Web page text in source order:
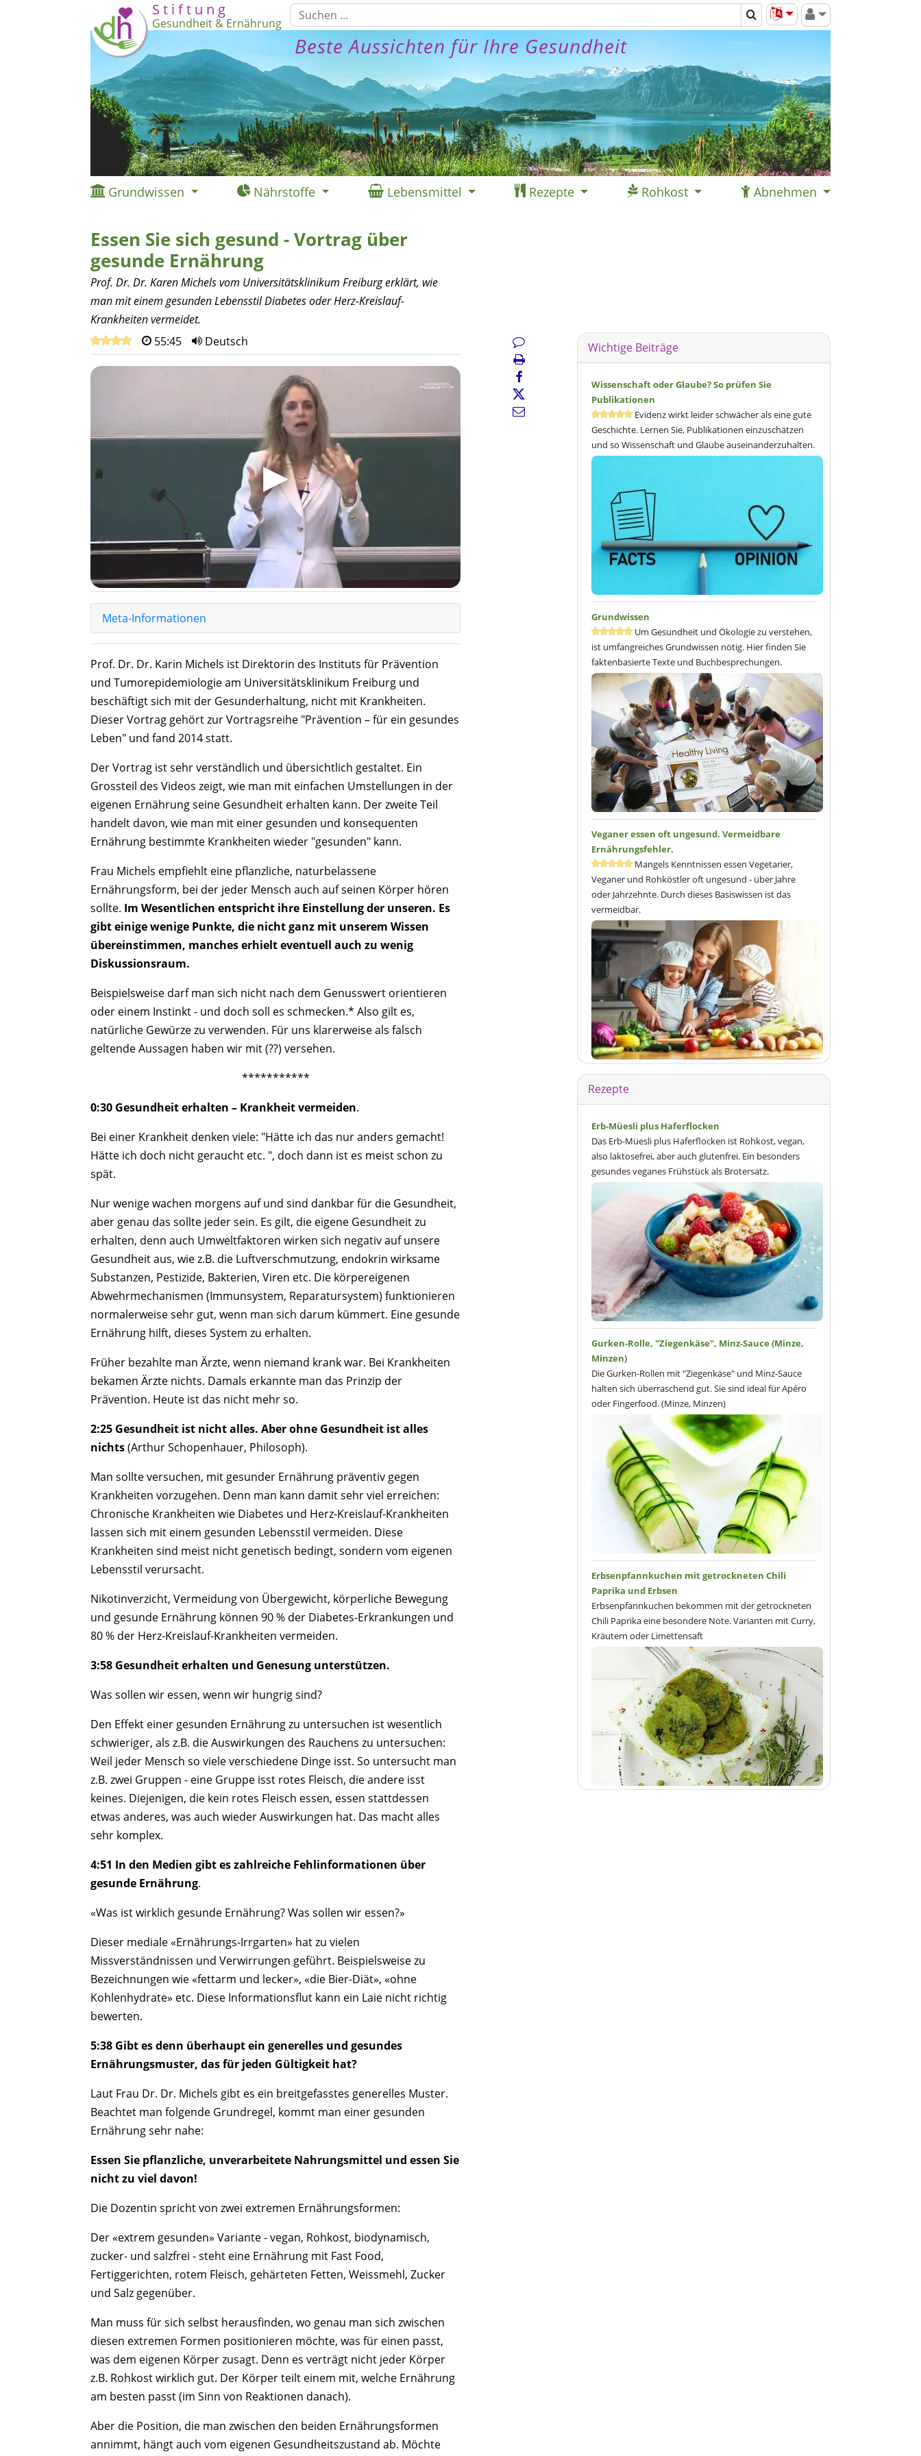
S t i f t u n g
Gesundheit & Ernährung
Beste Aussichten für Ihre Gesundheit
Grundwissen Nährstoffe Lebensmittel Rezepte Rohkost Abnehmen
Essen Sie sich gesund - Vortrag über
gesunde Ernährung
Prof. Dr. Dr. Karen Michels vom Universitätsklinikum Freiburg erklärt, wie
man mit einem gesunden Lebensstil Diabetes oder Herz-Kreislauf-
Krankheiten vermeidet.
55:45
Deutsch
▶
Meta-Informationen
Prof. Dr. Dr. Karin Michels ist Direktorin des Instituts für Prävention
und Tumorepidemiologieam Universitätsklinikum Freiburg und
beschäftigt sich mit der Gesunderhaltung, nicht mit Krankheiten.
Dieser Vortrag gehört zur Vortragsreihe "Prävention – für ein gesundes
Leben" und fand 2014 statt.
Der Vortrag ist sehr verständlich und übersichtlich gestaltet. Ein
Grossteil des Videos zeigt, wie man mit einfachen Umstellungen in der
eigenen Ernährung seine Gesundheit erhalten kann. Der zweite Teil
handelt davon, wie man mit einer gesunden und konsequenten
Ernährung bestimmte Krankheiten wieder "gesunden" kann.
Frau Michels empfiehlt eine pflanzliche, naturbelassene
Ernährungsform, bei der jeder Mensch auch auf seinen Körper hören
sollte. Im Wesentlichen entspricht ihre Einstellung der unseren. Es
gibt einige wenige Punkte, die nicht ganz mit unserem Wissen
übereinstimmen, manches erhielt eventuell auch zu wenig
Diskussionsraum.
Beispielsweise darf man sich nicht nach dem Genusswert orientieren
oder einem Instinkt - und doch soll es schmecken.* Also gilt es,
natürliche Gewürze zu verwenden. Für uns klarerweise als falsch
geltende Aussagen haben wir mit (??) versehen.
***********
0:30 Gesundheit erhalten – Krankheit vermeiden.
Bei einer Krankheit denken viele: "Hätte ich das nur anders gemacht!
Hätte ich doch nicht geraucht etc. ", doch dann ist es meist schon zu
spät.
Nur wenige wachen morgens auf und sind dankbar für die Gesundheit,
aber genau das sollte jeder sein. Es gilt, die eigene Gesundheit zu
erhalten, denn auch Umweltfaktoren wirken sich negativ auf unsere
Gesundheit aus, wie z.B. die Luftverschmutzung, endokrin wirksame
Substanzen, Pestizide, Bakterien, Viren etc. Die körpereigenen
Abwehrmechanismen (Immunsystem, Reparatursystem) funktionieren
normalerweise sehr gut, wenn man sich darum kümmert. Eine gesunde
Ernährung hilft, dieses System zu erhalten.
Früher bezahlte man Ärzte, wenn niemand krank war. Bei Krankheiten
bekamen Ärzte nichts. Damals erkannte man das Prinzip der
Prävention. Heute ist das nicht mehr so.
2:25 Gesundheit ist nicht alles. Aber ohne Gesundheit ist alles
nichts(Arthur Schopenhauer, Philosoph).
Man sollte versuchen, mit gesunder Ernährung präventiv gegen
Krankheiten vorzugehen. Denn man kann damit sehr viel erreichen:
Chronische Krankheiten wie Diabetes und Herz-Kreislauf-Krankheiten
lassen sich mit einem gesunden Lebensstil vermeiden. Diese
Krankheiten sind meist nicht genetisch bedingt, sondern vom eigenen
Lebensstil verursacht.
Nikotinverzicht, Vermeidung von Übergewicht, körperliche Bewegung
und gesunde Ernährung können 90 % der Diabetes-Erkrankungen und
80 % der Herz-Kreislauf-Krankheiten vermeiden.
3:58 Gesundheit erhalten und Genesung unterstützen.
Was sollen wir essen, wenn wir hungrig sind?
Den Effekt einer gesunden Ernährung zu untersuchen ist wesentlich
schwieriger, als z.B. die Auswirkungen des Rauchens zu untersuchen:
Weil jeder Mensch so viele verschiedene Dinge isst. So untersucht man
z.B. zwei Gruppen - eine Gruppe isst rotes Fleisch, die andere isst
keines. Diejenigen, die kein rotes Fleisch essen, essen stattdessen
etwas anderes, was auch wieder Auswirkungen hat. Das macht alles
sehr komplex.
4:51 In den Medien gibt es zahlreiche Fehlinformationen über
gesunde Ernährung.
«Was ist wirklich gesunde Ernährung? Was sollen wir essen?»
Dieser mediale «Ernährungs-Irrgarten» hat zu vielen
Missverständnissen und Verwirrungen geführt. Beispielsweise zu
Bezeichnungen wie «fettarm und lecker», «die Bier-Diät», «ohne
Kohlenhydrate» etc. Diese Informationsflut kann ein Laie nicht richtig
bewerten.
5:38 Gibt es denn überhaupt ein generelles und gesundes
Ernährungsmuster, das für jeden Gültigkeit hat?
Laut Frau Dr. Dr. Michels gibt es ein breitgefasstes generelles Muster.
Beachtet man folgende Grundregel, kommt man einer gesunden
Ernährung sehr nahe:
Essen Sie pflanzliche, unverarbeitete Nahrungsmittel und essen Sie
nicht zu viel davon!
Die Dozentin spricht von zwei extremen Ernährungsformen:
Der «extrem gesunden» Variante - vegan, Rohkost, biodynamisch,
zucker- und salzfrei - steht eine Ernährung mit Fast Food,
Fertiggerichten, rotem Fleisch, gehärteten Fetten, Weissmehl, Zucker
und Salz gegenüber.
Man muss für sich selbst herausfinden, wo genau man sich zwischen
diesen extremen Formen positionieren möchte, was für einen passt,
was dem eigenen Körper zusagt. Denn es verträgt nicht jeder Körper
z.B. Rohkost wirklich gut. Der Körper teilt einem mit, welche Ernährung
am besten passt (im Sinn von Reaktionen danach).
Aber die Position, die man zwischen den beiden Ernährungsformen
annimmt, hängt auch vom eigenen Gesundheitszustand ab. Möchte
Wichtige Beiträge
Wissenschaft oder Glaube? So prüfen Sie
Publikationen
Evidenz wirkt leider schwächer als eine gute
Geschichte. Lernen Sie, Publikationen einzuschätzen
und so Wissenschaft und Glaube auseinanderzuhalten.
Grundwissen
Um Gesundheit und Ökologie zu verstehen,
ist umfangreiches Grundwissen nötig. Hier finden Sie
faktenbasierte Texte und Buchbesprechungen.
Veganer essen oft ungesund. Vermeidbare
Ernährungsfehler.
Mangels Kenntnissen essen Vegetarier,
Veganer und Rohköstler oft ungesund - über Jahre
oder Jahrzehnte. Durch dieses Basiswissen ist das
vermeidbar.
Rezepte
Erb-Müesli plus Haferflocken
Das Erb-Müesli plus Haferflocken ist Rohkost, vegan,
also laktosefrei, aber auch glutenfrei. Ein besonders
gesundes veganes Frühstück als Brotersatz.
Gurken-Rolle, "Ziegenkäse", Minz-Sauce (Minze,
Minzen)
Die Gurken-Rollen mit "Ziegenkäse" und Minz-Sauce
halten sich überraschend gut. Sie sind ideal für Apéro
oder Fingerfood. (Minze, Minzen)
Erbsenpfannkuchen mit getrockneten Chili
Paprika und Erbsen
Erbsenpfannkuchen bekommen mit der getrockneten
Chili Paprika eine besondere Note. Varianten mit Curry,
Kräutern oder Limettensaft